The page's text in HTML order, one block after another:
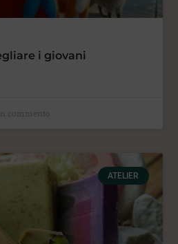
i giovani
commento
ATELIER